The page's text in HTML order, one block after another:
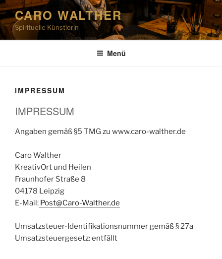
Zum
Inhalt
springen
CARO WALTHER
Spirituelle Künstlerin
Menü
IMPRESSUM
IMPRESSUM
Angaben gemäß §5 TMG zu www.caro-walther.de
Caro Walther
KreativOrt und Heilen
Fraunhofer Straße 8
04178 Leipzig
E-Mail: Post@Caro-Walther.de
Umsatzsteuer-Identifikationsnummer gemäß § 27a
Umsatzsteuergesetz: entfällt